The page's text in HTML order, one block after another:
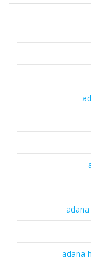
adana